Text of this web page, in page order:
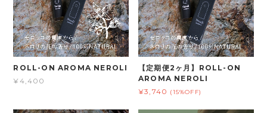
ROLL-ON AROMA NEROLI
¥4,400
【定期便2ヶ月】ROLL-ON
AROMA NEROLI
¥3,740 (15%OFF)